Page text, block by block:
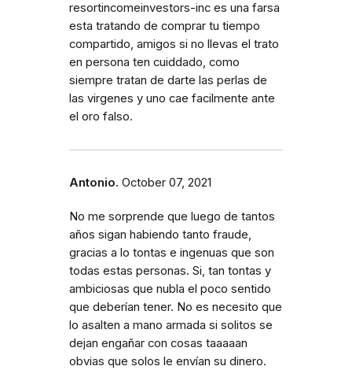
resortincomeinvestors-inc es una farsa
esta tratando de comprar tu tiempo
compartido, amigos si no llevas el trato
en persona ten cuiddado, como
siempre tratan de darte las perlas de
las virgenes y uno cae facilmente ante
el oro falso.
Antonio. October 07, 2021
No me sorprende que luego de tantos
años sigan habiendo tanto fraude,
gracias a lo tontas e ingenuas que son
todas estas personas. Si, tan tontas y
ambiciosas que nubla el poco sentido
que deberían tener. No es necesito que
lo asalten a mano armada si solitos se
dejan engañar con cosas taaaaan
obvias que solos le envían su dinero.